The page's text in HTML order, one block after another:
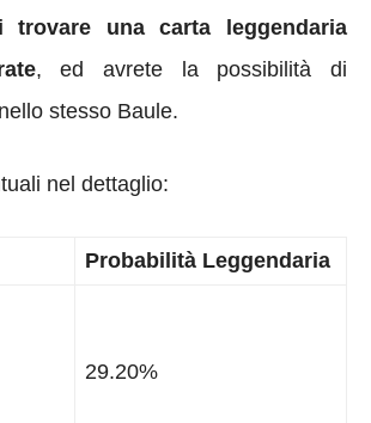
trovare una carta leggendaria
, ed avrete la possibilità di
stesso Baule.
nel dettaglio:
Probabilità Leggendaria
29.20%